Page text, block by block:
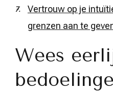
Vertrouw op je
grenzen aan te
Wees